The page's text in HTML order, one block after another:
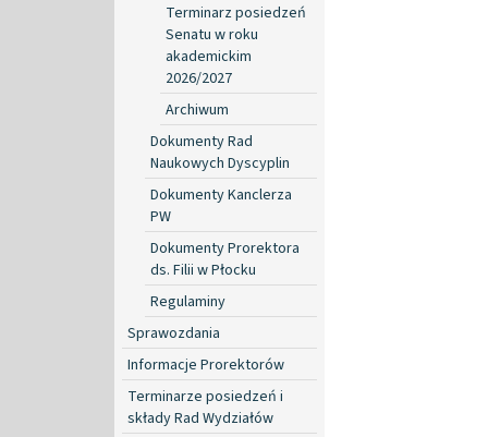
Terminarz posiedzeń
Senatu w roku
akademickim
2026/2027
Archiwum
Dokumenty Rad
Naukowych Dyscyplin
Dokumenty Kanclerza
PW
Dokumenty Prorektora
ds. Filii w Płocku
Regulaminy
Sprawozdania
Informacje Prorektorów
Terminarze posiedzeń i
składy Rad Wydziałów